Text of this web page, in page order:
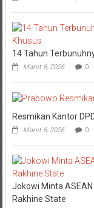
14 Tahun
Maret 6, 2026 0
Resmikan Kantor
Maret 6, 2026 0
Jokowi Minta
Rakhine State